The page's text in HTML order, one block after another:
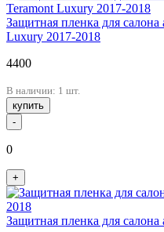
Защитная пленка для
Luxury 2017-2018
4400
В наличии: 1 шт.
купить
-
0
+
Защитная пленка для